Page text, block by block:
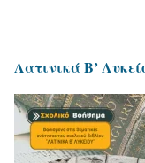
Λατινικά Β’